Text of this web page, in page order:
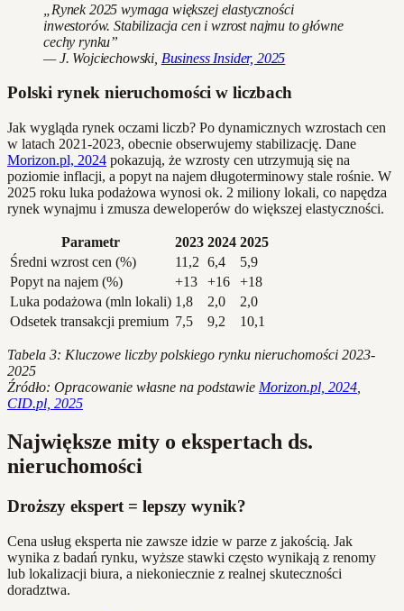
„Rynek 2025 wymaga większej elastyczności
inwestorów. Stabilizacja cen i wzrost najmu to główne
cechy rynku”
— J. Wojciechowski, Business Insider, 2025
Polski rynek nieruchomości w liczbach
Jak wygląda rynek oczami liczb? Po dynamicznych wzrostach cen
w latach 2021-2023, obecnie obserwujemy stabilizację. Dane
Morizon.pl, 2024 pokazują, że wzrosty cen utrzymują się na
poziomie inflacji, a popyt na najem długoterminowy stale rośnie. W
2025 roku luka podażowa wynosi ok. 2 miliony lokali, co napędza
rynek wynajmu i zmusza deweloperów do większej elastyczności.
Parametr 2023 2024 2025
Średni wzrost cen (%)
11,2 6,4
5,9
Popyt na najem (%)
+13 +16
+18
Luka podażowa (mln lokali) 1,8 2,0
2,0
Odsetek transakcji premium 7,5 9,2 10,1
Tabela 3: Kluczowe liczby polskiego rynku nieruchomości 2023-
2025
Źródło: Opracowanie własne na podstawie Morizon.pl, 2024
CID.pl, 2025
Największe mity o ekspertach ds.
nieruchomości
Droższy ekspert = lepszy wynik?
Cena usług eksperta nie zawsze idzie w parze z jakością. Jak
wynika z badań rynku, wyższe stawki często wynikają z renomy
lub lokalizacji biura, a niekoniecznie z realnej skuteczności
doradztwa.